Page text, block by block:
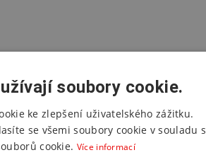
soubory cookie.
ke zlepšení uživatelského zážitku.
se všemi soubory cookie v souladu s
cookie. Více informací